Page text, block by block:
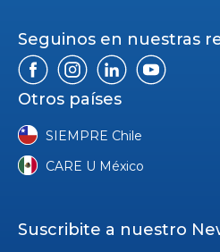
Seguinos en nuestras
Otros países
SIEMPRE Chile
CARE U México
Suscribite a nuestro